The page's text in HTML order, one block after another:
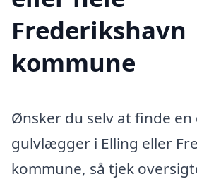
Frederikshavn
kommune
Ønsker du selv at finde en
gulvlægger i Elling eller
kommune, så tjek